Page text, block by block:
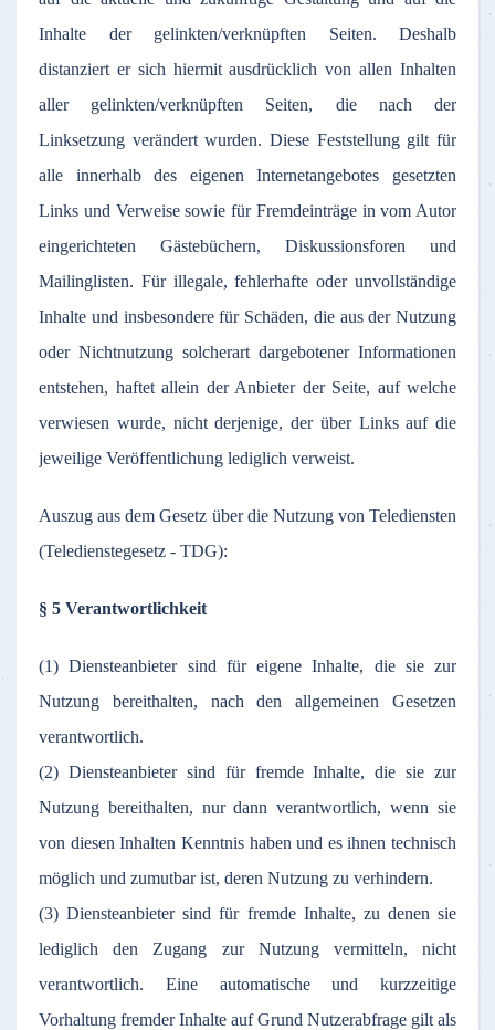
Inhalte
der gelinkten/verknüpften Seiten. Deshalb
distanziert er sich hiermit ausdrücklich vonallen Inhalten
aller
gelinkten/verknüpften Seiten, die nach
der
Linksetzung verändert wurden.Diese Feststellunggiltfür
alle
innerhalbdes eigenen Internetangebotes
gesetzten
Links und Verweise sowie für Fremdeinträgeinvom Autor
eingerichteten
Gästebüchern, Diskussionsforen und
Mailinglisten. Für illegale,fehlerhafte oder unvollständige
Inhalte und insbesondere für Schäden, die aus der Nutzung
oder Nichtnutzung solcherart dargebotener Informationen
entstehen, haftet allein der Anbieter der Seite, auf welche
verwiesen wurde, nicht derjenige, der überLinksaufdie
jeweilige Veröffentlichung lediglich verweist.
Auszug aus dem Gesetz über die Nutzung von Telediensten
(Teledienstegesetz - TDG):
§ 5 Verantwortlichkeit
(1) Diensteanbieter sind für eigene Inhalte, die sie zur
Nutzung bereithalten, nach den allgemeinen Gesetzen
verantwortlich.
(2) Diensteanbieter sind für fremde Inhalte, die sie zur
Nutzung bereithalten, nur dann verantwortlich, wenn sie
von diesen Inhalten Kenntnis haben und es ihnen technisch
möglich und zumutbar ist, deren Nutzung zu verhindern.
(3) Diensteanbieter sind für fremde Inhalte, zu denen sie
lediglich den Zugang zur Nutzung vermitteln, nicht
verantwortlich. Eine automatische und kurzzeitige
Vorhaltung fremder Inhalte auf Grund Nutzerabfrage gilt als